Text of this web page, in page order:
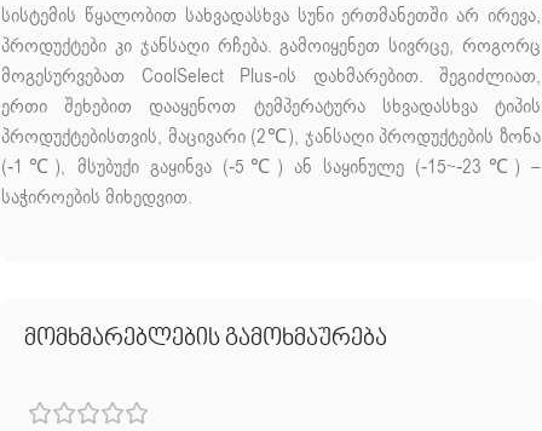
სისტემის წყალობით სახვადასხვა სუნი ერთმანეთში არ ირევა,
პროდუქტები კი ჯანსაღი რჩება. გამოიყენეთ სივრცე, როგორც
მოგესურვებათ CoolSelect Plus-ის დახმარებით. შეგიძლიათ,
ერთი შეხებით დააყენოთ ტემპერატურა სხვადასხვა ტიპის
პროდუქტებისთვის, მაცივარი (2℃), ჯანსაღი პროდუქტების ზონა
(-1℃), მსუბუქი გაყინვა (-5℃) ან საყინულე (-15~-23℃) –
საჭიროების მიხედვით.
მომხმარებლების გამოხმაურება